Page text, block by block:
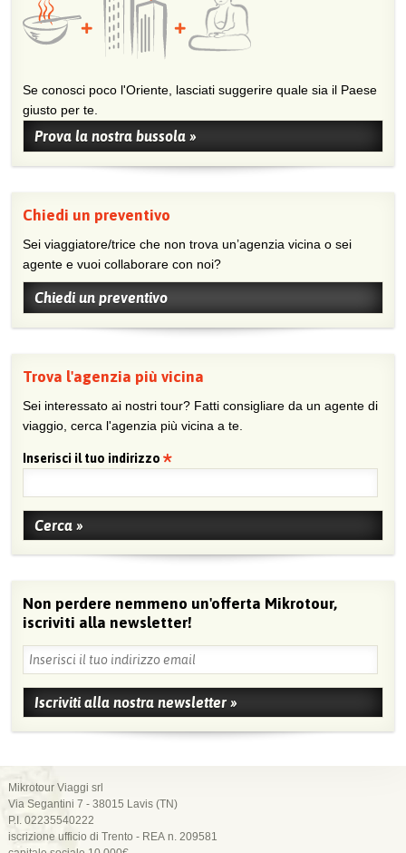
Se conosci poco l'Oriente, lasciati suggerire quale sia il Paese
giusto per te.
Prova la nostra bussola »
Chiedi un preventivo
Sei viaggiatore/trice che non trova un’agenzia vicina o sei
agente e vuoi collaborare con noi?
Chiedi un preventivo
Trova l'agenzia più vicina
Sei interessato ai nostri tour? Fatti consigliare da un agente di
viaggio, cerca l'agenzia più vicina a te.
Inserisci il tuo indirizzo
Non perdere nemmeno un'offerta Mikrotour,
iscriviti alla newsletter!
Mikrotour Viaggi srl
Via Segantini 7 - 38015 Lavis (TN)
P.I. 02235540222
iscrizione ufficio di Trento - REA n. 209581